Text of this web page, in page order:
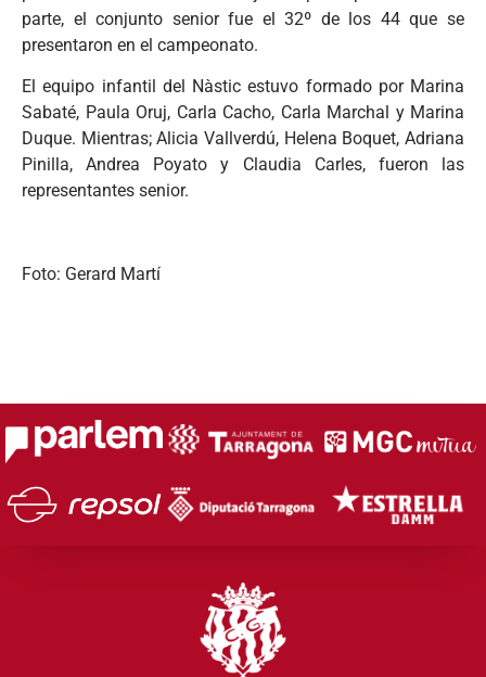
parte, el conjunto senior fue el 32º de los 44 que se
presentaron en el campeonato.
El equipo infantil del Nàstic estuvo formado por Marina
Sabaté, Paula Oruj, Carla Cacho, Carla Marchal y Marina
Duque. Mientras; Alicia Vallverdú, Helena Boquet, Adriana
Pinilla, Andrea Poyato y Claudia Carles, fueron las
representantes senior.
Foto: Gerard Martí